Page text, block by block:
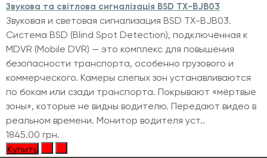
Звукова та світлова сигналізація BSD TX-BJB03
Звуковая и световая сигнализация BSD TX-BJB03.
Система BSD (Blind Spot Detection), подключённая к
MDVR (Mobile DVR) — это комплекс для повышения
безопасности транспорта, особенно грузового и
коммерческого. Камеры слепых зон устанавливаются
по бокам или сзади транспорта. Покрывают «мёртвые
зоны», которые не видны водителю. Передают видео в
реальном времени. Монитор водителя уст..
1845.00 грн.
Купить